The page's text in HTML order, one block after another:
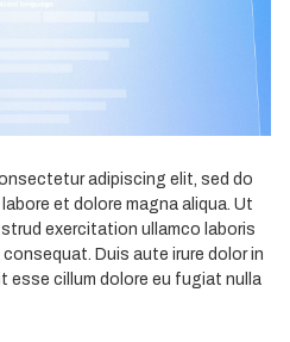
adipiscing elit, sed do
et dolore magna aliqua. Ut
exercitation ullamco laboris
Duis aute irure dolor in
esse cillum dolore eu fugiat nulla